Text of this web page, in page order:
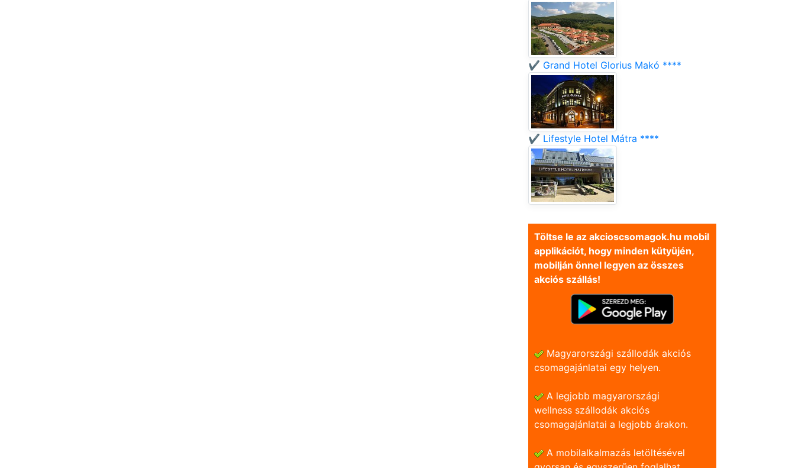
✔️ Grand Hotel Glorius Makó ****
✔️ Lifestyle Hotel Mátra ****
Töltse le az akcioscsomagok.hu mobil
applikációt, hogy minden kütyüjén,
mobilján önnel legyen az összes
akciós szállás!
Magyarországi szállodák akciós
csomagajánlatai egy helyen.
A legjobb magyarországi
wellness szállodák akciós
csomagajánlatai a legjobb árakon.
A mobilalkalmazás letöltésével